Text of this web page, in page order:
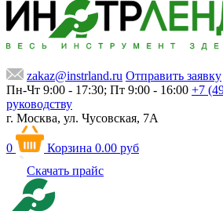
zakaz@instrland.ru Отправить заявку
Пн-Чт 9:00 - 17:30; Пт 9:00 - 16:00 +7
руководству
г. Москва, ул. Чусовская, 7А
0 Корзина 0.00 руб
Скачать прайс